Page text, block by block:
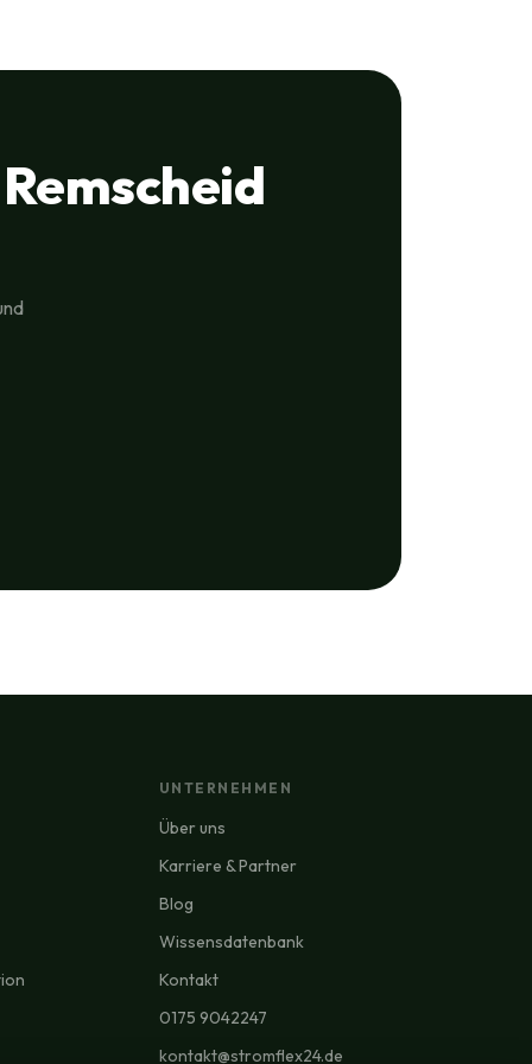
UNTERNEHMEN
Über uns
Karriere & Partner
Blog
Wissensdatenbank
Kontakt
0175 9042247
kontakt@stromflex24.de